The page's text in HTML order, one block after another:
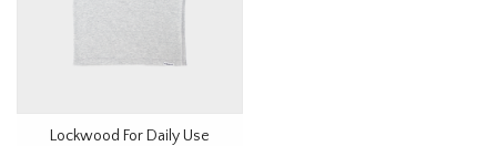
Lockwood For Daily Use